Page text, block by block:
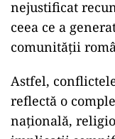
nejustificat
ceea ce a
comunității
Astfel,
reflectă o
națională,